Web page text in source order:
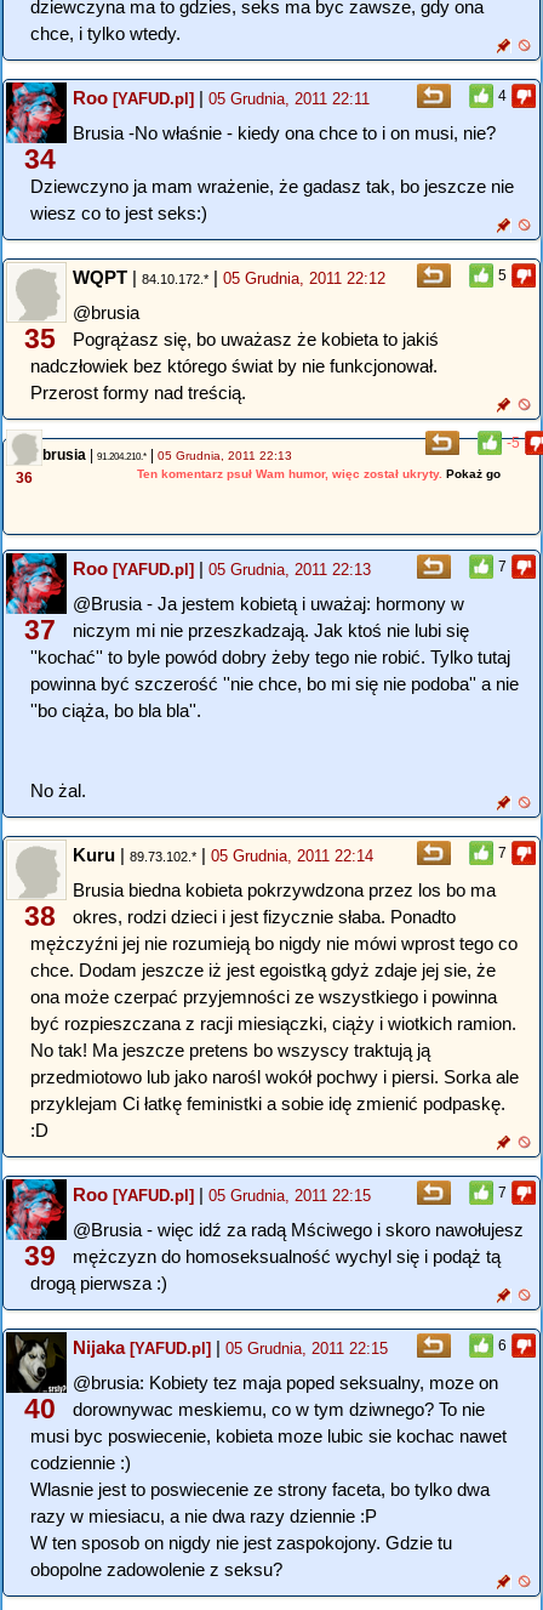
dziewczyna ma to gdzies, seks ma byc zawsze, gdy ona
chce, i tylko wtedy.
4
34
Roo [YAFUD.pl] | 05 Grudnia, 2011 22:11
Brusia -No właśnie - kiedy ona chce to i on musi, nie?
Dziewczyno ja mam wrażenie, że gadasz tak, bo jeszcze nie
wiesz co to jest seks:)
5
35
WQPT | 84.10.172.* | 05 Grudnia, 2011 22:12
@brusia
Pogrążasz się, bo uważasz że kobieta to jakiś
nadczłowiek bez którego świat by nie funkcjonował.
Przerost formy nad treścią.
-5
36
brusia | 91.204.210.* | 05 Grudnia, 2011 22:13
Ten komentarz psuł Wam humor, więc został ukryty. Pokaż go
7
37
Roo [YAFUD.pl] | 05 Grudnia, 2011 22:13
@Brusia - Ja jestem kobietą i uważaj: hormony w
niczym mi nie przeszkadzają. Jak ktoś nie lubi się
''kochać'' to byle powód dobry żeby tego nie robić. Tylko tutaj
powinna być szczerość ''nie chce, bo mi się nie podoba'' a nie
''bo ciąża, bo bla bla''.
No żal.
7
38
Kuru | 89.73.102.* | 05 Grudnia, 2011 22:14
Brusia biedna kobieta pokrzywdzona przez los bo ma
okres, rodzi dzieci i jest fizycznie słaba. Ponadto
mężczyźni jej nie rozumieją bo nigdy nie mówi wprost tego co
chce. Dodam jeszcze iż jest egoistką gdyż zdaje jej sie, że
ona może czerpać przyjemności ze wszystkiego i powinna
być rozpieszczana z racji miesiączki, ciąży i wiotkich ramion.
No tak! Ma jeszcze pretens bo wszyscy traktują ją
przedmiotowo lub jako narośl wokół pochwy i piersi. Sorka ale
przyklejam Ci łatkę feministki a sobie idę zmienić podpaskę.
:D
7
39
Roo [YAFUD.pl] | 05 Grudnia, 2011 22:15
@Brusia - więc idź za radą Mściwego i skoro nawołujesz
mężczyzn do homoseksualność wychyl się i podąż tą
drogą pierwsza :)
6
40
Nijaka[YAFUD.pl] | 05 Grudnia, 2011 22:15
@brusia: Kobiety tez maja poped seksualny, moze on
dorownywac meskiemu, co w tym dziwnego? To nie
musi byc poswiecenie, kobieta moze lubic sie kochac nawet
codziennie :)
Wlasnie jest to poswiecenie ze strony faceta, bo tylko dwa
razy w miesiacu, a nie dwa razy dziennie :P
W ten sposob on nigdy nie jest zaspokojony. Gdzie tu
obopolne zadowolenie z seksu?